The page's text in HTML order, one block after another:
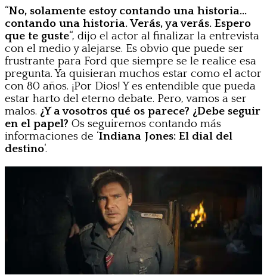
“No, solamente estoy contando una historia…
contando una historia. Verás, ya verás. Espero
que te guste“, dijo el actor al finalizar la entrevista
con el medio y alejarse. Es obvio que puede ser
frustrante para Ford que siempre se le realice esa
pregunta. Ya quisieran muchos estar como el actor
con 80 años. ¡Por Dios! Y es entendible que pueda
estar harto del eterno debate. Pero, vamos a ser
malos. ¿Y a vosotros qué os parece? ¿Debe seguir
en el papel? Os seguiremos contando más
informaciones de ‘Indiana Jones: El dial del
destino‘.